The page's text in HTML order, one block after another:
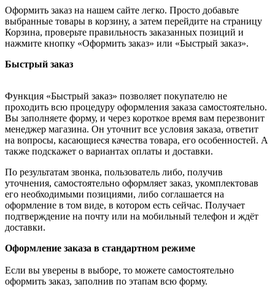
Оформить заказ на нашем сайте легко. Просто добавьте
выбранные товары в корзину, а затем перейдите на страницу
Корзина, проверьте правильность заказанных позиций и
нажмите кнопку «Оформить заказ» или «Быстрый заказ».
Быстрый заказ
Функция «Быстрый заказ» позволяет покупателю не
проходить всю процедуру оформления заказа самостоятельно.
Вы заполняете форму, и через короткое время вам перезвонит
менеджер магазина. Он уточнит все условия заказа, ответит
на вопросы, касающиеся качества товара, его особенностей. А
также подскажет о вариантах оплаты и доставки.
По результатам звонка, пользователь либо, получив
уточнения, самостоятельно оформляет заказ, укомплектовав
его необходимыми позициями, либо соглашается на
оформление в том виде, в котором есть сейчас. Получает
подтверждение на почту или на мобильный телефон и ждёт
доставки.
Оформление заказа в стандартном режиме
Если вы уверены в выборе, то можете самостоятельно
оформить заказ, заполнив по этапам всю форму.